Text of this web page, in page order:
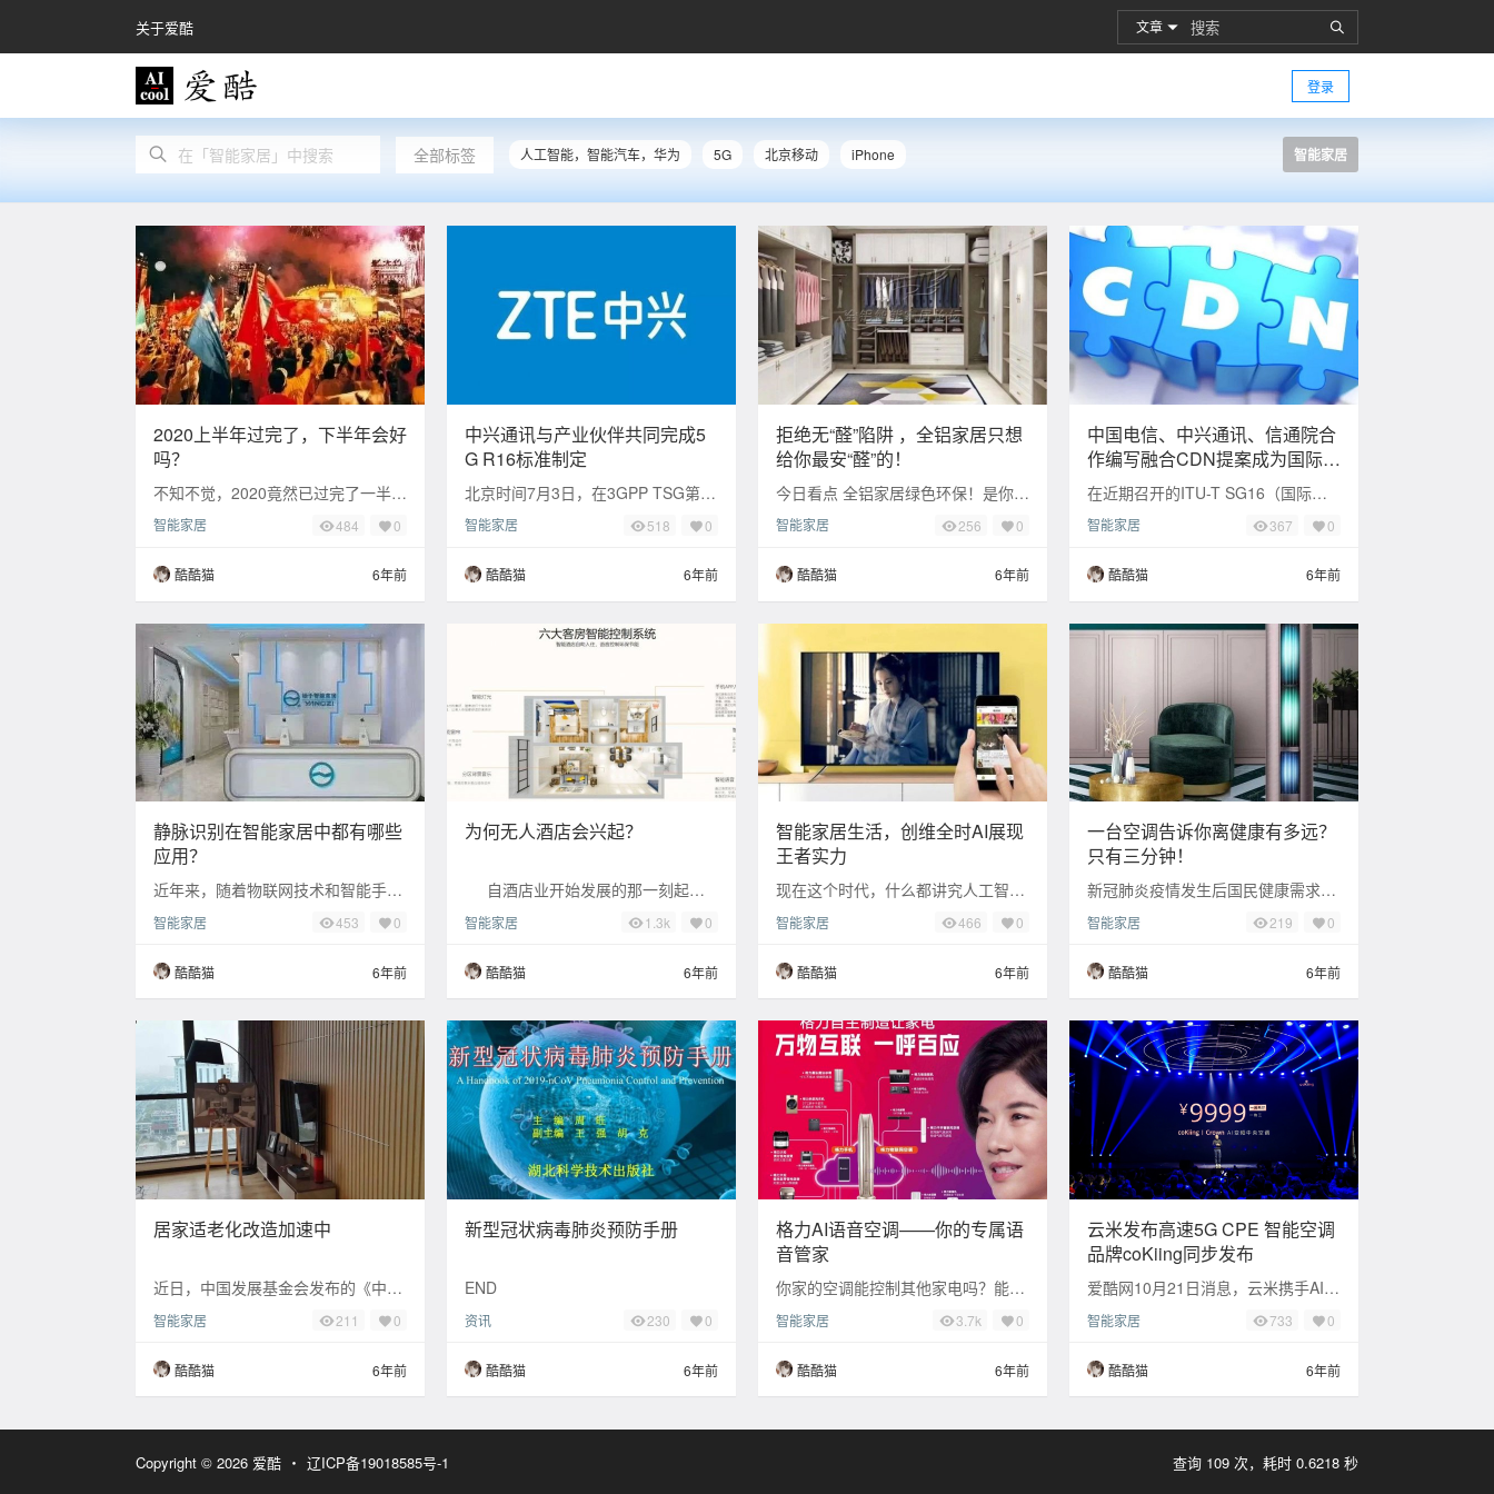
关于爱酷 文章
登录
全部标签 人工智能，智能汽车，华为 5G 北京移动 iPhone 智能家居
2020上半年过完了，下半年会好
吗？
不知不觉，2020竟然已过完了一半。
突兀的疫情，混乱的开年，不安的生
活。就像电影《流浪地球》开头说的
智能家居 484 0
酷酷猫 6年前
中兴通讯与产业伙伴共同完成5
G R16标准制定
北京时间7月3日，在3GPP TSG第88
次会议上，5G R16标准宣布冻结，
标志着5G第一个演进版本标准正式
智能家居 518 0
酷酷猫 6年前
拒绝无“醛”陷阱 ，全铝家居只想
给你最安“醛”的！
今日看点 全铝家居绿色环保！是你如
今家装首选······ 全铝家具的最大优点
就是绿色环保，原因在于现在的金属
智能家居 256 0
酷酷猫 6年前
中国电信、中兴通讯、信通院合
作编写融合CDN提案成为国际标
准
在近期召开的ITU-T SG16（国际电
信联盟第16研究组）会议上，由中国
电信、中兴通讯和工信部中国信息通
智能家居 367 0
酷酷猫 6年前
静脉识别在智能家居中都有哪些
应用？
近年来，随着物联网技术和智能手机
应用的不断升级，尤其在新一轮人工
智能、生物识别、云计算等技术的推
智能家居 453 0
酷酷猫 6年前
为何无人酒店会兴起？
自酒店业开始发展的那一刻起至
现在，在这段发展历史中，中国的酒
店业发生了翻天覆地的变化。过往如
智能家居 1.3k 0
酷酷猫 6年前
智能家居生活，创维全时AI展现
王者实力
现在这个时代，什么都讲究人工智
能，家电也不除外。 今时今日，创维
也创造了自己的AI时代！ 让我们一起
智能家居 466 0
酷酷猫 6年前
一台空调告诉你离健康有多远？
只有三分钟！
新冠肺炎疫情发生后国民健康需求增
长 “宅”在家里的人们对空气质量愈加
重视 由此，海信在疫情期间推出了
智能家居 219 0
酷酷猫 6年前
居家适老化改造加速中
近日，中国发展基金会发布的《中国
发展报告2020：中国人口老龄化的发
展趋势和政策》称，到2022年左右，
智能家居 211 0
酷酷猫 6年前
新型冠状病毒肺炎预防手册
END
资讯 230 0
酷酷猫 6年前
格力AI语音空调——你的专属语
音管家
你家的空调能控制其他家电吗？能放
音乐吗？你喊它一声它会答应吗？如
果都不行，那你的空调确实该考虑换
智能家居 3.7k 0
酷酷猫 6年前
云米发布高速5G CPE 智能空调
品牌coKiing同步发布
爱酷网10月21日消息，云米携手AI科
技家电品牌coKiing，发布了VIoT 5G
CPE(Customer
智能家居 733 0
酷酷猫 6年前
Copyright © 2026 爱酷 ・ 辽ICP备19018585号-1 查询 109 次，耗时 0.6218 秒